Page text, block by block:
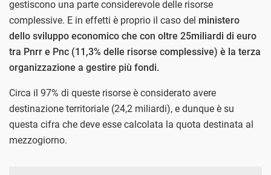
gestiscono una parte considerevole delle risorse
complessive. E in effetti è proprio il caso del ministero
dello sviluppo economico che con oltre 25miliardi di euro
tra Pnrr e Pnc (11,3% delle risorse complessive) è la terza
organizzazione a gestire più fondi.
Circa il 97% di queste risorse è considerato avere
destinazione territoriale (24,2 miliardi), e dunque è su
questa cifra che deve esse calcolata la quota destinata al
mezzogiorno.